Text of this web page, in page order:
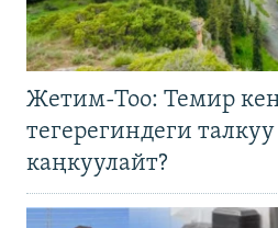
Жетим-Тоо: Темир
тегерегиндеги
каңкуулайт?